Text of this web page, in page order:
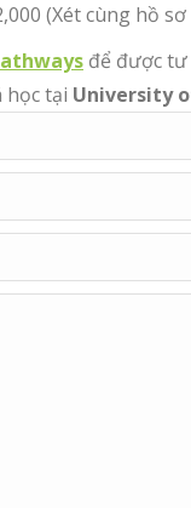
(Xét cùng hồ
để được
học tại University